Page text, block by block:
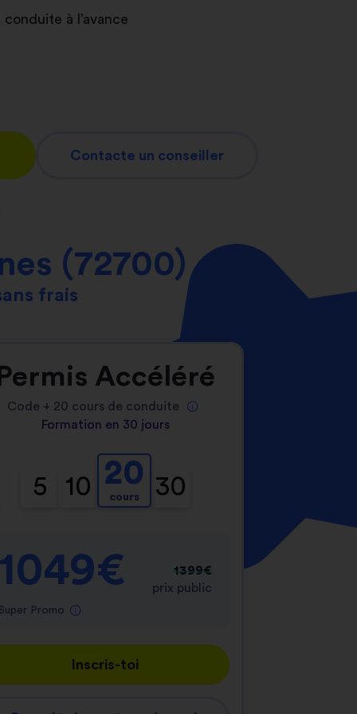
vos paramètres de confidentialité, en
à l’avance
Contacte un conseiller
(72700)
frais
Permis Accéléré
Code + 20 cours de conduite
Formation en 30 jours
5 10 20
cours 30
1049€
Super Promo
1399€
prix public
Inscris-toi